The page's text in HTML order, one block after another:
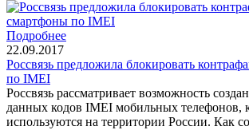
Подробнее
22.09.2017
Россвязь предложила блокировать
по IMEI
Россвязь рассматривает возможность
данных кодов IMEI мобильных телефонов,
используются на территории России. Как